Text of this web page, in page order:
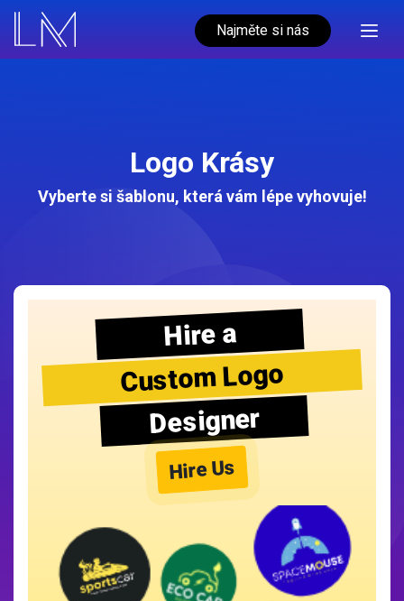
Najměte si nás
Logo Krásy
Vyberte si šablonu, která vám lépe vyhovuje!
Hire a
Custom Logo
Designer
Hire Us